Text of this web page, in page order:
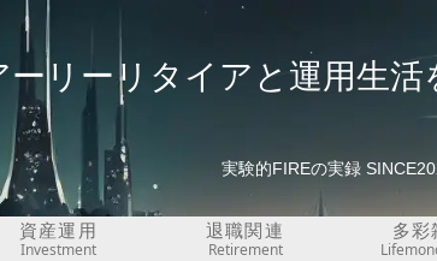
ーリーリタイアと運用生
実験的FIREの実録
資産運用
Investment
退職関連
Retirement
多彩